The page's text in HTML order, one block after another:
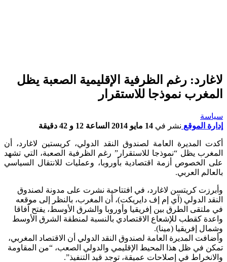
لاغارد: رغم الظرفية الإقليمية الصعبة يظل
المغرب نموذجا للاستقرار
سياسة
إدارة الموقع نشر في 14 مايو 2014 الساعة 12 و 42 دقيقة
أكدت المديرة العامة لصندوق النقد الدولي، كريستين لاغارد، أن
المغرب يظل “نموذجا للاستقرار” رغم الظرفية الصعبة، التي تشهد
على الخصوص أزمة اقتصادية بأوروبا، وعمليات للانتقال السياسي
بالعالم العربي.
وأبرزت كريتسن لاغارد، في افتتاحية نشرت على مدونة لصندوق
النقد الدولي (آي إم إف دايريكت)، أن المغرب، بالنظر إلى موقعه
في ملتقى الطرق بين إفريقيا وأوروبا والشرق الأوسط، يفتح آفاقا
واعدة كقطب للإشعاع الاقتصادي بالنسبة لمنطقة الشرق الأوسط
وشمال إفريقيا (مينا).
وأضافت المديرة العامة لصندوق النقد الدولي أن الاقتصاد المغربي،
تمكن في ظل هذا المحيط الإقليمي والدولي الصعب، “من المقاومة
والانخراط في إصلاحات عميقة، توجد قيد التنفيذ”.